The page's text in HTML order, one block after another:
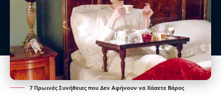
7 Πρωινές Συνήθειες που Δεν Αφήνουν να Χάσετε Βάρος